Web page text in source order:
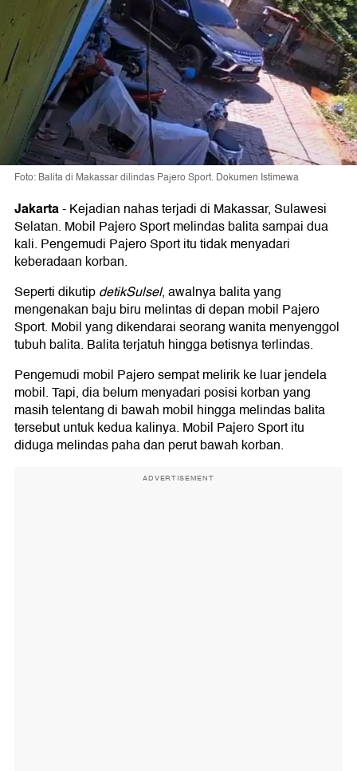
Foto: Balita di Makassar dilindas Pajero Sport. Dokumen Istimewa
Jakarta-Kejadian nahas terjadi di Makassar, Sulawesi
Selatan. Mobil Pajero Sport melindas balita sampai dua
kali. Pengemudi Pajero Sport itu tidak menyadari
keberadaan korban.
Seperti dikutipdetikSulsel, awalnya balita yang
mengenakan baju biru melintas di depan mobil Pajero
Sport. Mobil yang dikendarai seorang wanita menyenggol
tubuh balita. Balita terjatuh hingga betisnya terlindas.
Pengemudi mobil Pajero sempat melirik ke luar jendela
mobil. Tapi, dia belum menyadari posisi korban yang
masih telentang di bawah mobil hingga melindas balita
tersebut untuk kedua kalinya. Mobil Pajero Sport itu
diduga melindas paha dan perut bawah korban.
ADVERTISEMENT